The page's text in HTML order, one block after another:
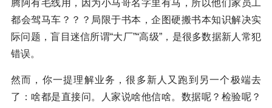
腾阿有毛线用，因为小马哥名字里有马，所以他们家员工
都会驾马车？？？局限于书本，企图硬搬书本知识解决实
际问题，盲目迷信所谓“大厂”“高级”，是很多数据新人常犯
错误。
然而，你一提理解业务，很多新人又跑到另一个极端去
了：啥都是直接问。人家说啥他信啥。数据呢？检验呢？